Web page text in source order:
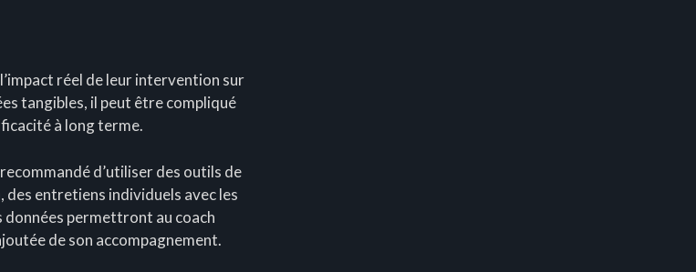
réel de leur intervention sur
tangibles, il peut être compliqué
à long terme.
d’utiliser des outils de
entretiens individuels avec les
permettront au coach
de son accompagnement.